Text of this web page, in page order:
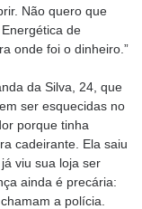
Não quero que
de
onde foi o dinheiro.”
da Silva, 24, que
ser esquecidas no
porque tinha
cadeirante. Ela saiu
viu sua loja ser
ainda é precária:
a polícia.